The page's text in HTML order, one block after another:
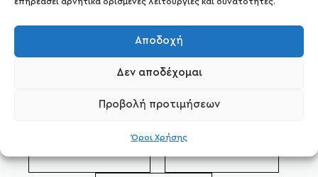
Αποδοχή
Δεν αποδέχομαι
Προβολή προτιμήσεων
Όροι Χρήσης
ΠΟΥΚΑΜΙΣΑ ΚΟΝΤΟΜΑΝΙΚΑ